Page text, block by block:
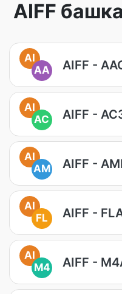
AIFF
AI
AA
AIFF -
AI
AC
AIFF -
AI
AM
AIFF -
AI
FL
AIFF -
AI
M4
AIFF -